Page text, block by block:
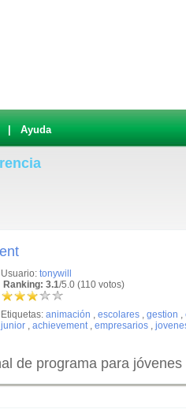
Ayuda
Usuario: tonywill
Ranking: 3.1/5.0 (110 votos)
Etiquetas: animación , escolares , gestion ,
junior , achievement, empresarios ,
de programa para